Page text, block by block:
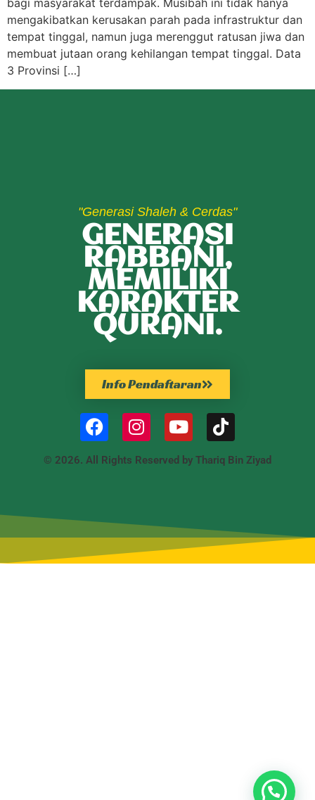
bagi masyarakat terdampak. Musibah ini tidak hanya
mengakibatkan kerusakan parah pada infrastruktur dan
tempat tinggal, namun juga merenggut ratusan jiwa dan
membuat jutaan orang kehilangan tempat tinggal. Data
3 Provinsi […]
"Generasi Shaleh & Cerdas"
GENERASI
RABBANI,
MEMILIKI
KARAKTER
QURANI.
Info Pendaftaran
© 2026. All Rights Reserved by Thariq Bin Ziyad